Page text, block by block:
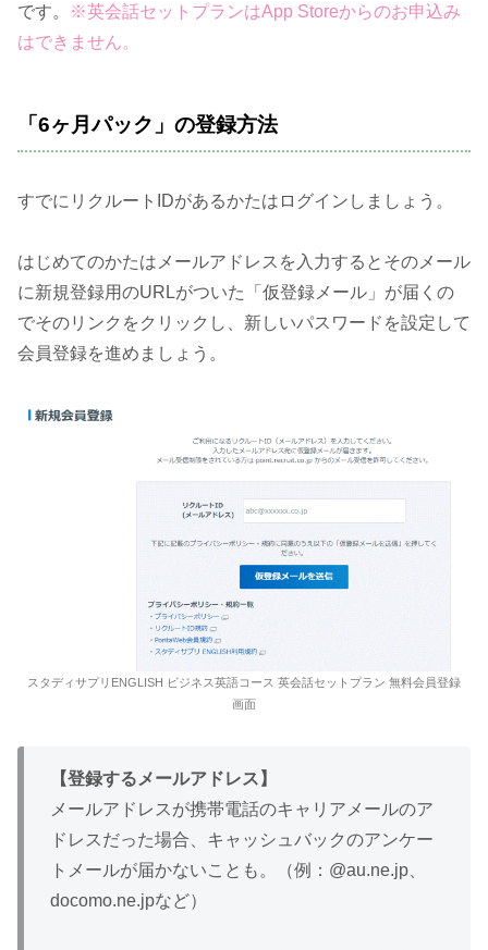
です。
※英会話セットプランはApp Storeからのお申込み
はできません。
「6ヶ月パック」の登録方法
すでにリクルートIDがあるかたはログインしましょう。
はじめてのかたはメールアドレスを入力するとそのメール
に新規登録用のURLがついた「仮登録メール」が届くの
でそのリンクをクリックし、新しいパスワードを設定して
会員登録を進めましょう。
スタディサプリENGLISH ビジネス英語コース 英会話セットプラン 無料会員登録
画面
【登録するメールアドレス】
メールアドレスが携帯電話のキャリアメールのア
ドレスだった場合、キャッシュバックのアンケー
トメールが届かないことも。（例：@au.ne.jp、
docomo.ne.jpなど）